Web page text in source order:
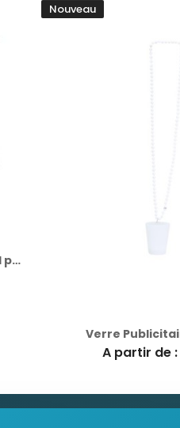
Gobelet réutilisable en plastique 39 cl personnalisé pas cher RAS BORD
Nouveau
Verre
A partir de :